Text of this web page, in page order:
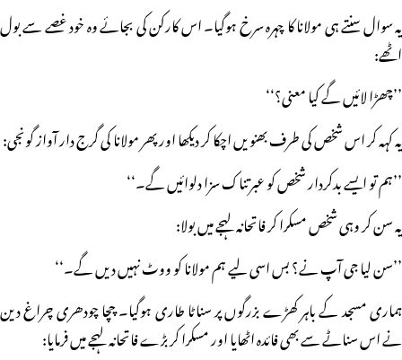
یہ سوال سنتے ہی مولانا کا چہرہ سرخ ہوگیا۔ اس کارکن کی بجائے وہ خود غصے سے بول
اٹھے:
’’چھڑا لائیں گے کیا معنی؟‘‘
یہ کہہ کر اس شخص کی طرف بھنویں اچکا کر دیکھا اور پھر مولانا کی گرج دار آواز گونجی:
’’ہم تو ایسے بدکردار شخص کو عبرتناک سزا دلوائیں گے۔‘‘
یہ سن کر وہی شخص مسکرا کر فاتحانہ لہجے میں بولا:
’’سن لیا جی آپ نے؟ بس اسی لیے ہم مولانا کو ووٹ نہیں دیں گے۔‘‘
ہماری مسجد کے باہر کھڑے بزرگوں پر سناٹا طاری ہوگیا۔ چچا چودھری چراغ دین
نے اس سناٹے سے بھی فائدہ اٹھایا اور مسکرا کر بڑے فاتحانہ لہجے میں فرمایا: